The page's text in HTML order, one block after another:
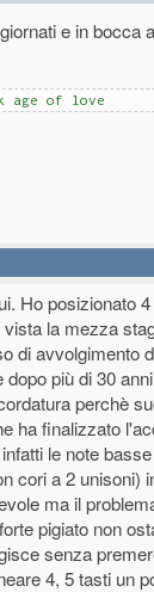
e in bocca
age of love
Ho posizionato
la mezza
di avvolgimento
più di 30
perchè
ha finalizzato
le note
cori a 2 unisoni)
ma il
pigiato non
senza
4, 5 tasti un